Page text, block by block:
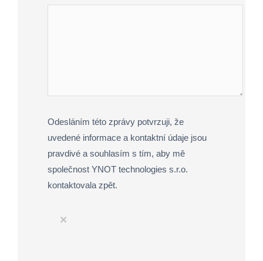
Odesláním této zprávy potvrzuji, že
uvedené informace a kontaktní údaje jsou
pravdivé a souhlasím s tím, aby mě
společnost YNOT technologies s.r.o.
kontaktovala zpět.
×